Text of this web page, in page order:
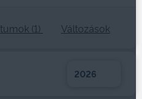
(1) Változások
2026